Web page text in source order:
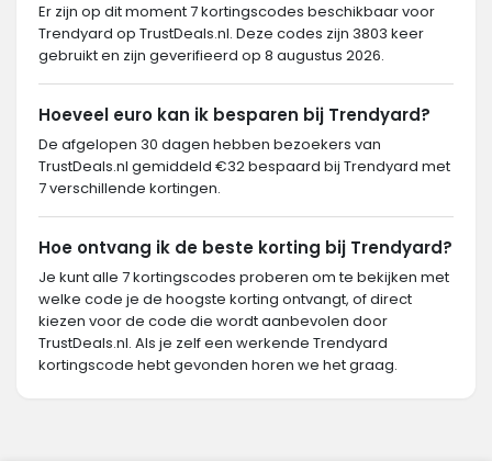
Er zijn op dit moment 7 kortingscodes beschikbaar voor
Trendyard op TrustDeals.nl. Deze codes zijn 3803 keer
gebruikt en zijn geverifieerd op 8 augustus 2026.
Hoeveel euro kan ik besparen bij Trendyard?
De afgelopen 30 dagen hebben bezoekers van
TrustDeals.nl gemiddeld €32 bespaard bij Trendyard met
7 verschillende kortingen.
Hoe ontvang ik de beste korting bij Trendyard?
Je kunt alle 7 kortingscodes proberen om te bekijken met
welke code je de hoogste korting ontvangt, of direct
kiezen voor de code die wordt aanbevolen door
TrustDeals.nl. Als je zelf een werkende Trendyard
kortingscode hebt gevonden horen we het graag.